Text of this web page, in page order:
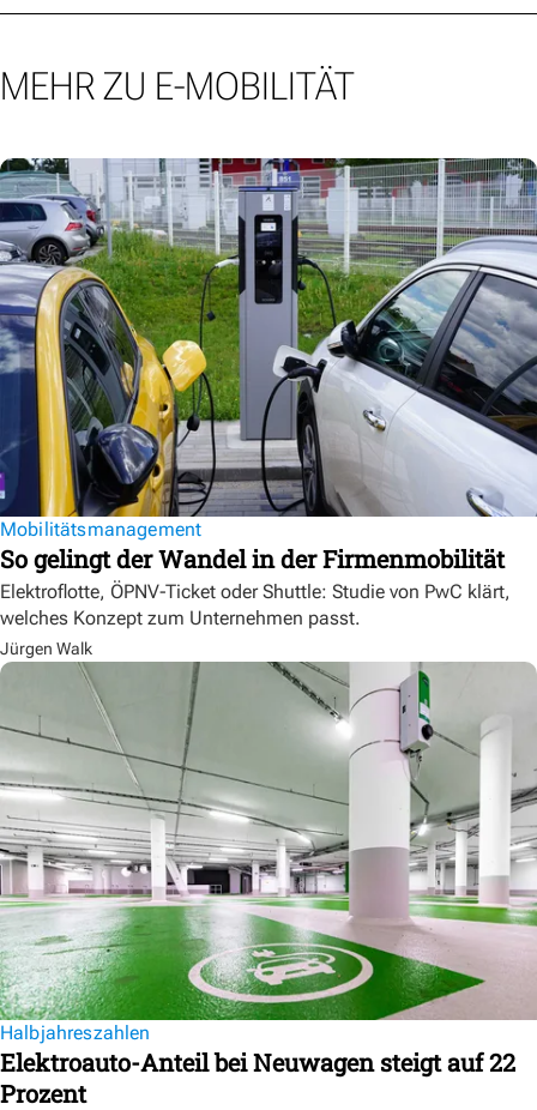
MEHR ZU E-MOBILITÄT
Mobilitätsmanagement
So gelingt der Wandel in der Firmenmobilität
Elektroflotte, ÖPNV-Ticket oder Shuttle: Studie von PwC klärt,
welches Konzept zum Unternehmen passt.
Jürgen Walk
Halbjahreszahlen
Elektroauto-Anteil bei Neuwagen steigt auf 22
Prozent